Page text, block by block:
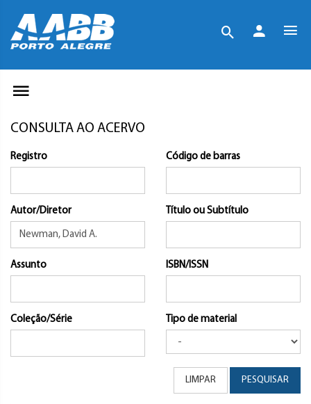
CONSULTA AO ACERVO
Registro Código de barras
Autor/Diretor Título ou Subtítulo
Assunto ISBN/ISSN
Coleção/Série Tipo de material
LIMPAR PESQUISAR